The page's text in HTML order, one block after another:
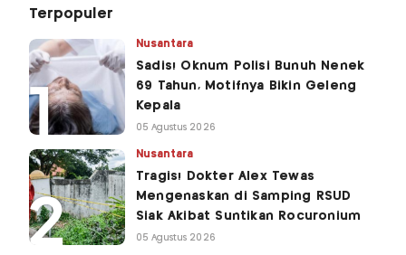
Terpopuler
Nusantara
Sadis! Oknum Polisi Bunuh Nenek
69 Tahun, Motifnya Bikin Geleng
Kepala
05 Agustus 2026
Nusantara
Tragis! Dokter Alex Tewas
Mengenaskan di Samping RSUD
Siak Akibat Suntikan Rocuronium
05 Agustus 2026